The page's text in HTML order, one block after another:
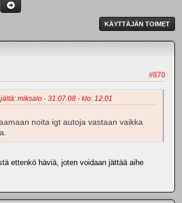
KÄYTTÄJÄN TOIMET
#870
miksalo - 31.07.08 - klo: 12.01
noita igt autoja vastaan vaikka
ettenkö häviä, joten voidaan jättää aihe